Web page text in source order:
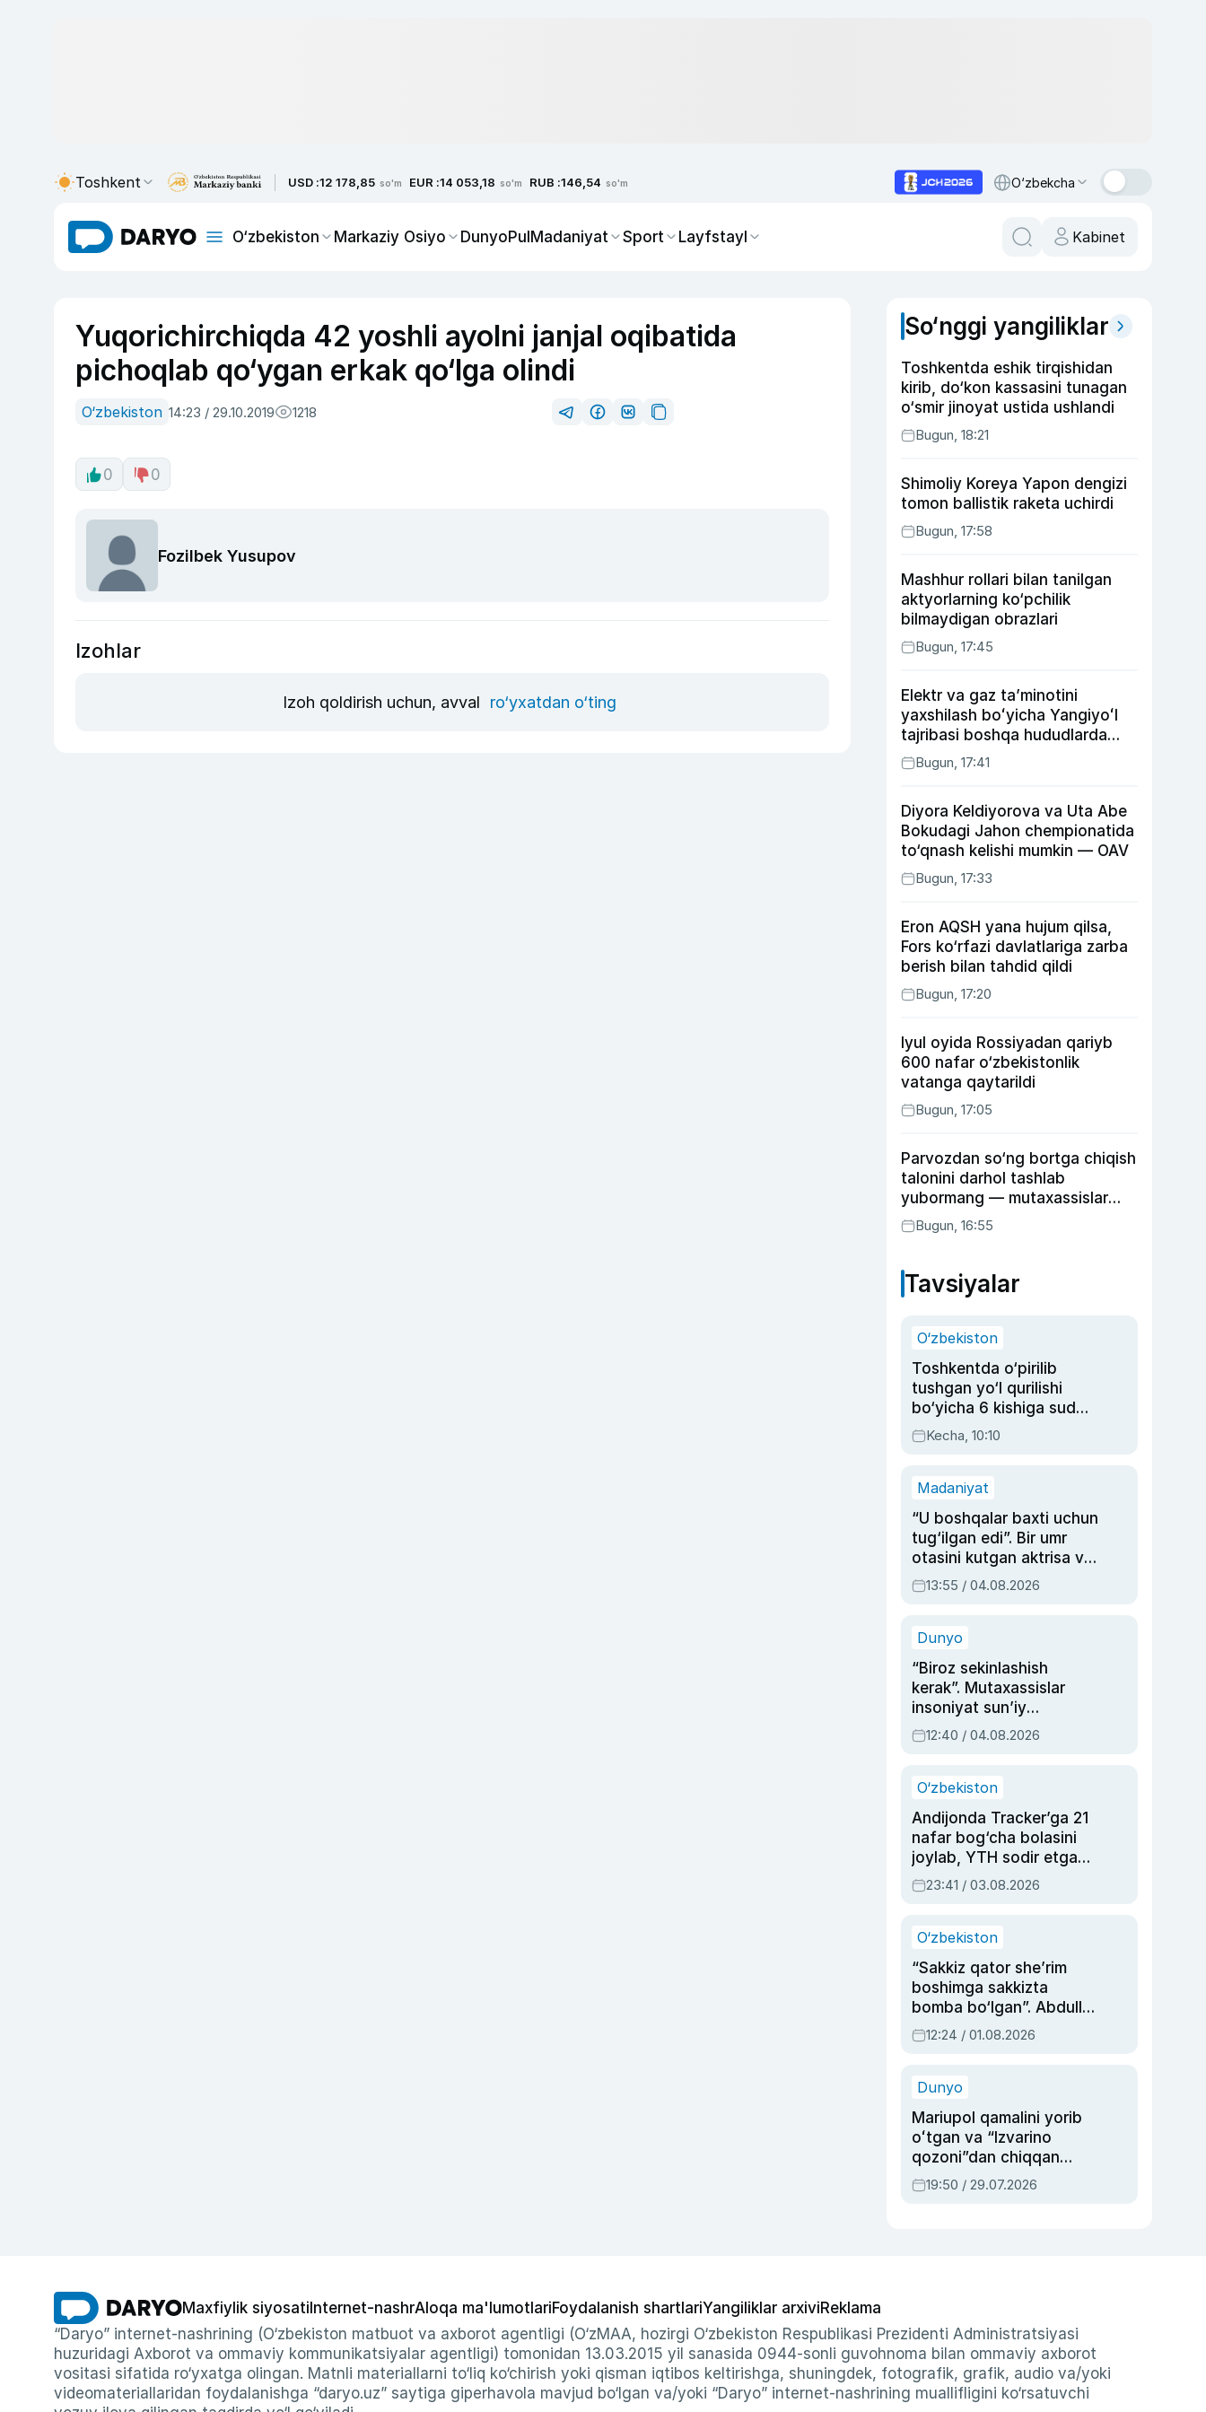
Toshkent USD :12 178,85 so'm EUR :14 053,18 so'm RUB :146,54 so'm O‘zbekcha
O‘zbekiston Markaziy Osiyo DunyoPulMadaniyat Sport Layfstayl Kabinet
Yuqorichirchiqda 42 yoshli ayolni janjal oqibatida
pichoqlab qo‘ygan erkak qo‘lga olindi
O‘zbekiston 14:23 / 29.10.2019 1218
0 0
Fozilbek Yusupov
Izohlar
Izoh qoldirish uchun, avval ro‘yxatdan o‘ting
So‘nggi yangiliklar
Toshkentda eshik tirqishidan
kirib, do‘kon kassasini tunagan
o‘smir jinoyat ustida ushlandi
Bugun, 18:21
Shimoliy Koreya Yapon dengizi
tomon ballistik raketa uchirdi
Bugun, 17:58
Mashhur rollari bilan tanilgan
aktyorlarning ko‘pchilik
bilmaydigan obrazlari
Bugun, 17:45
Elektr va gaz taʼminotini
yaxshilash boʻyicha Yangiyoʻl
tajribasi boshqa hududlarda
ham joriy etiladi
Bugun, 17:41
Diyora Keldiyorova va Uta Abe
Bokudagi Jahon chempionatida
to‘qnash kelishi mumkin — OAV
Bugun, 17:33
Eron AQSH yana hujum qilsa,
Fors ko‘rfazi davlatlariga zarba
berish bilan tahdid qildi
Bugun, 17:20
Iyul oyida Rossiyadan qariyb
600 nafar o‘zbekistonlik
vatanga qaytarildi
Bugun, 17:05
Parvozdan so‘ng bortga chiqish
talonini darhol tashlab
yubormang — mutaxassislar
buning sababini tushuntirdi
Bugun, 16:55
Tavsiyalar
O‘zbekiston
Toshkentda o‘pirilib
tushgan yo‘l qurilishi
bo‘yicha 6 kishiga sud
hukmi o‘qildi
Kecha, 10:10
Madaniyat
“U boshqalar baxti uchun
tug‘ilgan edi”. Bir umr
otasini kutgan aktrisa va
dublyaj ustasi Rimma
Ahmedovaning
13:55 / 04.08.2026
Dunyo
“Biroz sekinlashish
kerak”. Mutaxassislar
insoniyat sun’iy
intellektni boshqara
olmay qolishidan xavotir
12:40 / 04.08.2026
O‘zbekiston
Andijonda Tracker’ga 21
nafar bog‘cha bolasini
joylab, YTH sodir etgan
ayolga sud hukmi o‘qildi
23:41 / 03.08.2026
O‘zbekiston
“Sakkiz qator she’rim
boshimga sakkizta
bomba bo‘lgan”. Abdulla
Oripovni siyosiy
ayblovlardan asrab
12:24 / 01.08.2026
Dunyo
Mariupol qamalini yorib
oʻtgan va “Izvarino
qozoni”dan chiqqan
qahramon — Ukraina
armiyasi bosh
19:50 / 29.07.2026
Maxfiylik siyosati Internet-nashrAloqa ma'lumotlariFoydalanish shartlariYangiliklar arxiviReklama
“Daryo” internet-nashrining (O‘zbekiston matbuot va axborot agentligi (O‘zMAA, hozirgi O‘zbekiston Respublikasi Prezidenti Administratsiyasi
huzuridagi Axborot va ommaviy kommunikatsiyalar agentligi) tomonidan 13.03.2015 yil sanasida 0944-sonli guvohnoma bilan ommaviy axborot
vositasi sifatida ro‘yxatga olingan. Matnli materiallarni to‘liq ko‘chirish yoki qisman iqtibos keltirishga, shuningdek, fotografik, grafik, audio va/yoki
videomateriallaridan foydalanishga “daryo.uz” saytiga giperhavola mavjud bo‘lgan va/yoki “Daryo” internet-nashrining muallifligini ko‘rsatuvchi